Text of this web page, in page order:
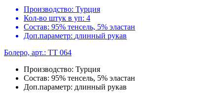
Производство: Турция
Кол-во штук в уп: 4
Состав: 95% тенсель, 5% эластан
Доп.параметр: длинный рукав
Болеро, арт.: TT 064
Производство: Турция
Состав: 95% тенсель, 5% эластан
Доп.параметр: длинный рукав